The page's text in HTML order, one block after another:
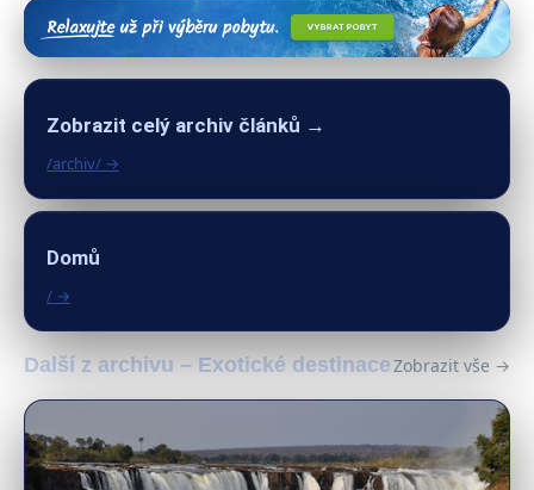
Zobrazit celý archiv článků →
/archiv/ →
Domů
/ →
Další z archivu – Exotické destinaceZobrazit vše →